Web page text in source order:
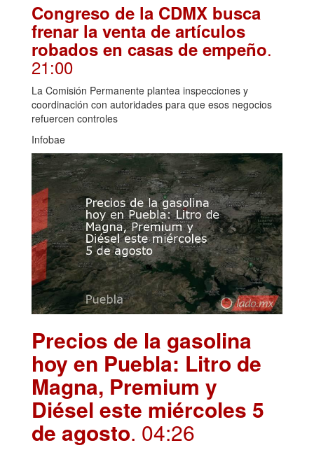
Congreso de la CDMX busca
frenar la venta de artículos
robados en casas de empeño.
21:00
La Comisión Permanente plantea inspecciones y
coordinación con autoridades para que esos negocios
refuercen controles
Infobae
Precios de la gasolina
hoy en Puebla: Litro de
Magna, Premium y
Diésel este miércoles 5
de agosto. 04:26